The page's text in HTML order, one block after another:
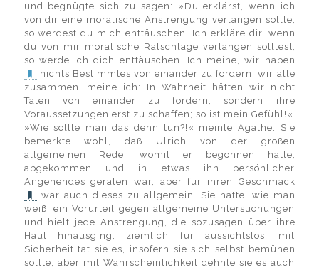
und begnügte sich zu sagen: »Du erklärst, wenn ich
von dir eine moralische Anstrengung verlangen sollte,
so werdest du mich enttäuschen. Ich erkläre dir, wenn
du von mir moralische Ratschläge verlangen solltest,
so werde ich dich enttäuschen. Ich meine, wir haben
nichts Bestimmtes von einander zu fordern; wir alle
zusammen, meine ich: In Wahrheit hätten wir nicht
Taten von einander zu fordern, sondern ihre
Voraussetzungen erst zu schaffen; so ist mein Gefühl!«
»Wie sollte man das denn tun?!« meinte Agathe. Sie
bemerkte wohl, daß Ulrich von der großen
allgemeinen Rede, womit er begonnen hatte,
abgekommen und in etwas ihn persönlicher
Angehendes geraten war, aber für ihren Geschmack
war auch dieses zu allgemein. Sie hatte, wie man
weiß, ein Vorurteil gegen allgemeine Untersuchungen
und hielt jede Anstrengung, die sozusagen über ihre
Haut hinausging, ziemlich für aussichtslos; mit
Sicherheit tat sie es, insofern sie sich selbst bemühen
sollte, aber mit Wahrscheinlichkeit dehnte sie es auch